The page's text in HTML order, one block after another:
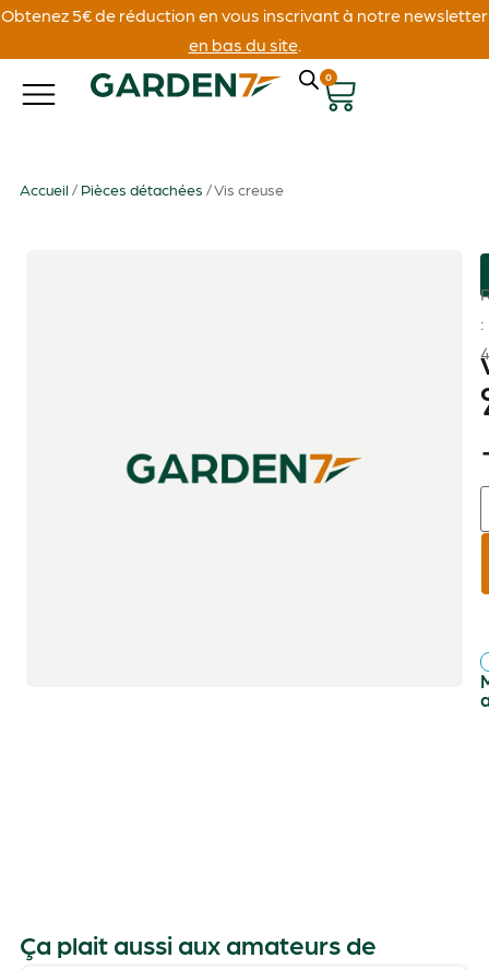
Obtenez 5€ de réduction en vous inscrivant à notre newsletter
en bas du site.
0
Accueil / Pièces détachées / Vis creuse
:
Ça plait aussi aux amateurs de